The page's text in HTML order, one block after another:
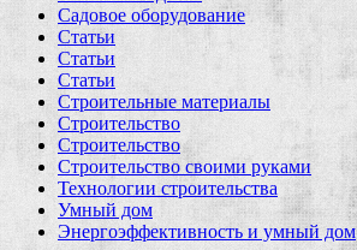
Садовое оборудование
Статьи
Статьи
Статьи
Строительные материалы
Строительство
Строительство
Строительство своими руками
Технологии строительства
Умный дом
Энергоэффективность и умный дом